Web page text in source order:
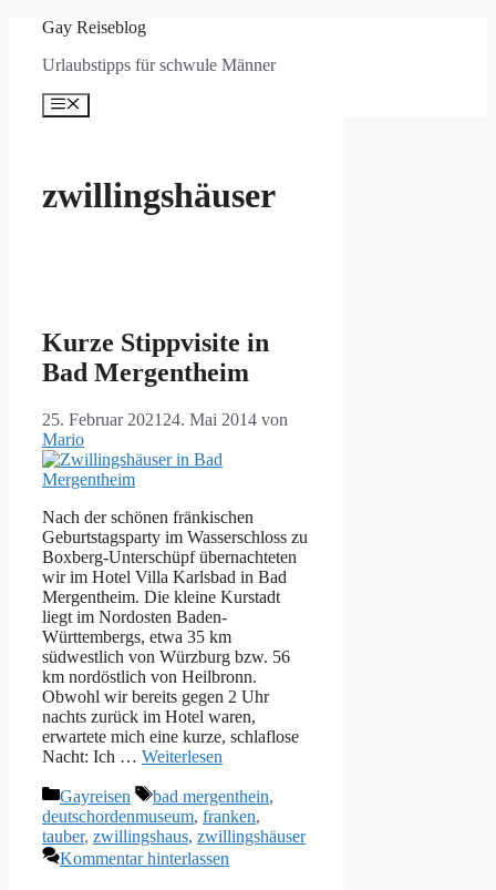
springen
Gay Reiseblog
Urlaubstipps für schwule Männer
Menü
zwillingshäuser
Kurze Stippvisite in
Bad Mergentheim
25. Februar 2021 24. Mai 2014 von
Mario
Nach der schönen fränkischen
Geburtstagsparty im Wasserschloss zu
Boxberg-Unterschüpf übernachteten
wir im Hotel Villa Karlsbad in Bad
Mergentheim. Die kleine Kurstadt
liegt im Nordosten Baden-
Württembergs, etwa 35 km
südwestlich von Würzburg bzw. 56
km nordöstlich von Heilbronn.
Obwohl wir bereits gegen 2 Uhr
nachts zurück im Hotel waren,
erwartete mich eine kurze, schlaflose
Nacht: Ich … Weiterlesen
Kategorien
Gayreisen Schlagwörter
bad mergenthein,
deutschordenmuseum, franken,
tauber, zwillingshaus, zwillingshäuser
Kommentar hinterlassen